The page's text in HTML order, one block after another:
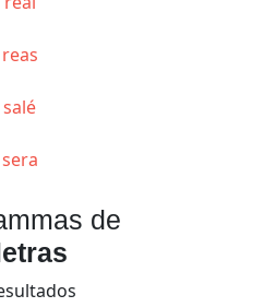
reas
salé
sera
de